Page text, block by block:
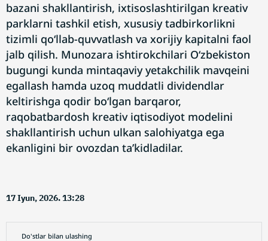
bazani shakllantirish, ixtisoslashtirilgan kreativ
parklarni tashkil etish, xususiy tadbirkorlikni
tizimli qo‘llab-quvvatlash va xorijiy kapitalni faol
jalb qilish. Munozara ishtirokchilari O‘zbekiston
bugungi kunda mintaqaviy yetakchilik mavqeini
egallash hamda uzoq muddatli dividendlar
keltirishga qodir bo‘lgan barqaror,
raqobatbardosh kreativ iqtisodiyot modelini
shakllantirish uchun ulkan salohiyatga ega
ekanligini bir ovozdan ta’kidladilar.
17 Iyun, 2026. 13:28
Do'stlar bilan ulashing